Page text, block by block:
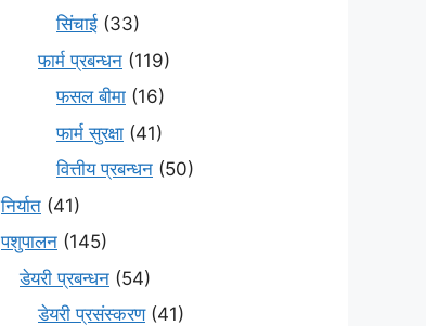
सिंचाई (33)
फार्म प्रबन्धन (119)
फसल बीमा (16)
फार्म सुरक्षा (41)
वित्तीय प्रबन्धन (50)
निर्यात (41)
पशुपालन (145)
डेयरी प्रबन्धन (54)
डेयरी प्रसंस्करण(41)